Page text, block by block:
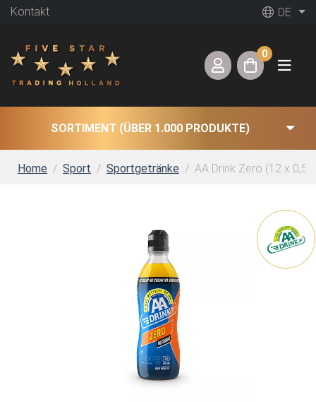
Kontakt DE
0
SORTIMENT (ÜBER 1.000 PRODUKTE)
Home Sport Sportgetränke AA Drink Zero (12 x 0,5